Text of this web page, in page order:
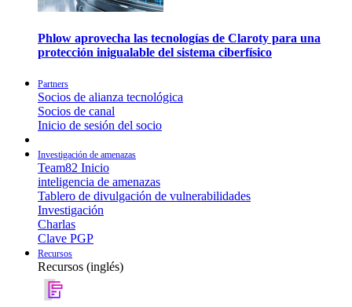
Phlow aprovecha las tecnologías de Claroty para una
protección inigualable del sistema ciberfísico
Partners
Socios de alianza tecnológica
Socios de canal
Inicio de sesión del socio
Investigación de amenazas
Team82 Inicio
inteligencia de amenazas
Tablero de divulgación de vulnerabilidades
Investigación
Charlas
Clave PGP
Recursos
Recursos (inglés)